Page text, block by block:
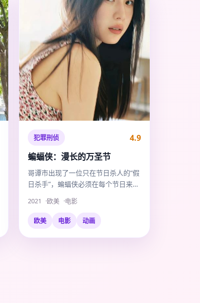
犯罪刑侦 4.9
蝙蝠侠：漫长的万圣节
哥谭市出现了一位只在节日杀人的“假
日杀手”，蝙蝠侠必须在每个节日来临
2021 欧美 电影
欧美 电影 动画